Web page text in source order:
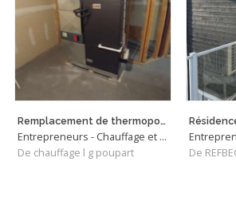
Remplacement de thermopompe
Entrepreneurs - Chauffage et Climatisation
De chauffage l g poupart
De